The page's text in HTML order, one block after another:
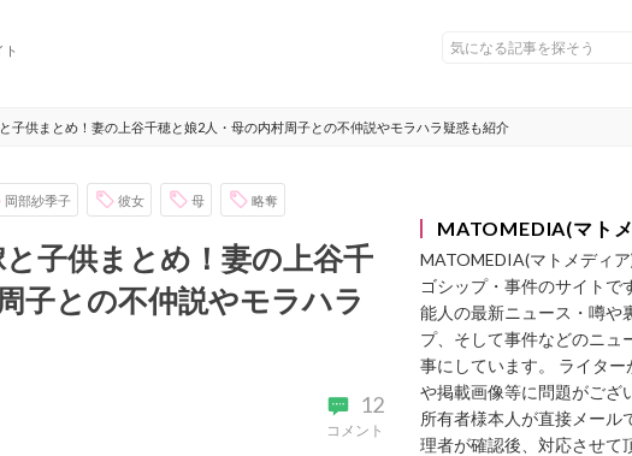
子供まとめ！妻の上谷千穂と娘2人・母の内村周子との不仲説やモラハラ疑惑も紹介
岡部紗季子 彼女 母 略奪
と子供まとめ！妻の上谷千
子との不仲説やモラハラ
12
コメント
MATOMEDIA(マト
MATOMEDIA(マトメディ
ゴシップ・事件のサイトで
能人の最新ニュース・噂や
プ、そして事件などのニュ
事にしています。 ライタ
や掲載画像等に問題がござ
所有者様本人が直接メール
理者が確認後、対応させて